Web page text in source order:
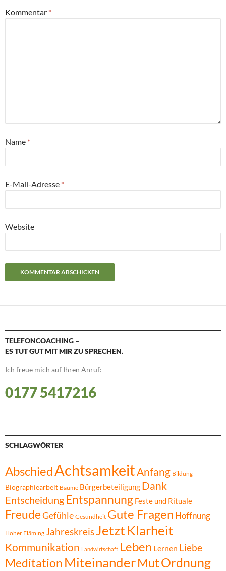
Kommentar *
Name *
E-Mail-Adresse *
Website
TELEFONCOACHING –
ES TUT GUT MIT MIR ZU SPRECHEN.
Ich freue mich auf Ihren Anruf:
0177 5417216
SCHLAGWÖRTER
AbschiedAchtsamkeitAnfang Bildung
Biographiearbeit Bäume Bürgerbeteiligung Dank
Entscheidung Entspannung Feste und Rituale
FreudeGefühle Gesundheit Gute Fragen Hoffnung
Hoher Fläming JahreskreisJetzt Klarheit
Kommunikation Landwirtschaft Leben Lernen Liebe
Meditation MiteinanderMutOrdnung